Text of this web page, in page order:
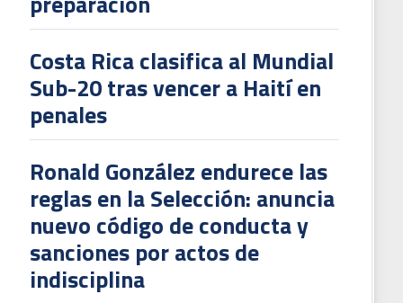
Costa Rica clasifica al Mundial
Sub-20 tras vencer a Haití en
penales
Ronald González endurece las
reglas en la Selección: anuncia
nuevo código de conducta y
sanciones por actos de
indisciplina